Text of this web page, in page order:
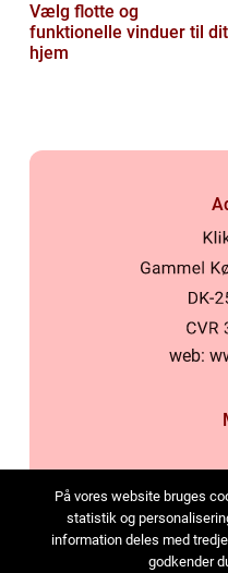
Vælg flotte og
funktionelle vinduer til dit
hjem
web:
På vores website bruges
statistik og
information deles med
godkender